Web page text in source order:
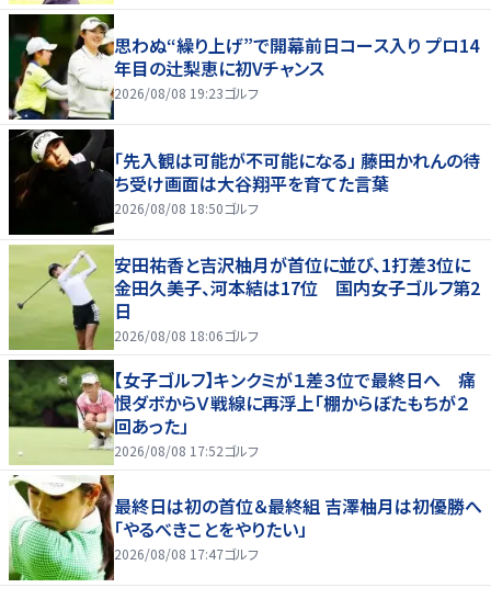
思わぬ“繰り上げ”で開幕前日コース入り プロ14
年目の辻梨恵に初Vチャンス
2026/08/08 19:23ゴルフ
「先入観は可能が不可能になる」 藤田かれんの待
ち受け画面は大谷翔平を育てた言葉
2026/08/08 18:50ゴルフ
安田祐香と吉沢柚月が首位に並び、1打差3位に
金田久美子、河本結は17位 国内女子ゴルフ第2
日
2026/08/08 18:06ゴルフ
【女子ゴルフ】キンクミが１差３位で最終日へ 痛
恨ダボからＶ戦線に再浮上「棚からぼたもちが２
回あった」
2026/08/08 17:52ゴルフ
最終日は初の首位＆最終組 吉澤柚月は初優勝へ
「やるべきことをやりたい」
2026/08/08 17:47ゴルフ